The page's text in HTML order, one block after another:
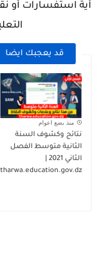
أية استفسارات أو
قد يعجبك ايضا
منذ بضع اعوام
نتائج وكشوف السنة
الثانية متوسط الفصل
tharwa.education.gov.dz